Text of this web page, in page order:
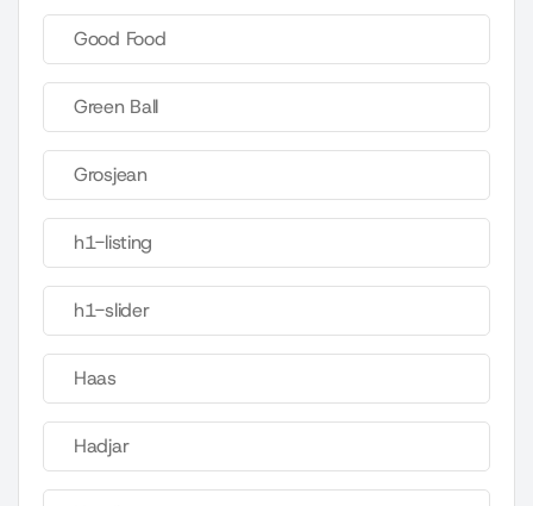
Good Food
Green Ball
Grosjean
h1-listing
h1-slider
Haas
Hadjar